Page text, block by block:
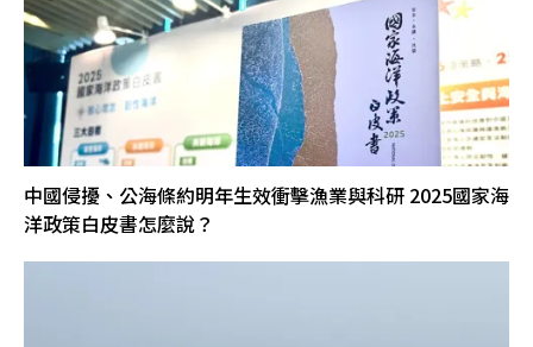
中國侵擾、公海條約明年生效衝擊漁業與科研 2025國家海
洋政策白皮書怎麼說？